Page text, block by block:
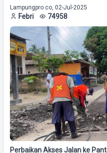
Lampungpro.co, 02-Jul-2025
Febri 74958
Perbaikan Akses Jalan ke